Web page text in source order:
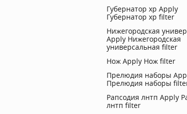
Губернатор хр Apply
Губернатор хр filter
Нижегородская
Apply Нижегородская
универсальная filter
Нож Apply Нож filter
Прелюдия наборы
Прелюдия наборы
Рапсодия лнтп Apply
лнтп filter